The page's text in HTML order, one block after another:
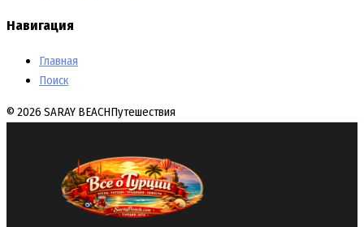
Навигация
Главная
Поиск
© 2026 SARAY BEACHПутешествия